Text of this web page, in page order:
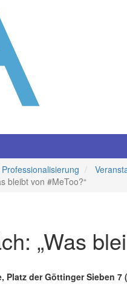
bleibt von #MeToo?“
„Was
Platz der Göttinger Sieben